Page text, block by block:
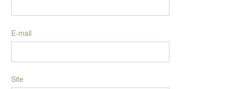
E-mail
Site